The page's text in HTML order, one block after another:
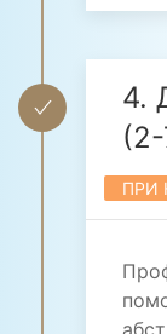
4.
ПРИ